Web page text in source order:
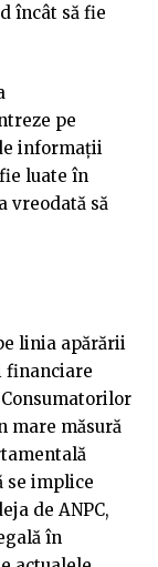
încât să fie
pe
informații
luate în
vreodată să
linia apărării
financiare
mare măsură
se implice
de ANPC,
în